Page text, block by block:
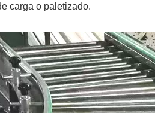
carga o paletizado.